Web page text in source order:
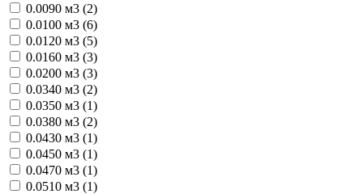
0.0090 м3 (2)
0.0100 м3 (6)
0.0120 м3 (5)
0.0160 м3 (3)
0.0200 м3 (3)
0.0340 м3 (2)
0.0350 м3 (1)
0.0380 м3 (2)
0.0430 м3 (1)
0.0450 м3 (1)
0.0470 м3 (1)
0.0510 м3 (1)